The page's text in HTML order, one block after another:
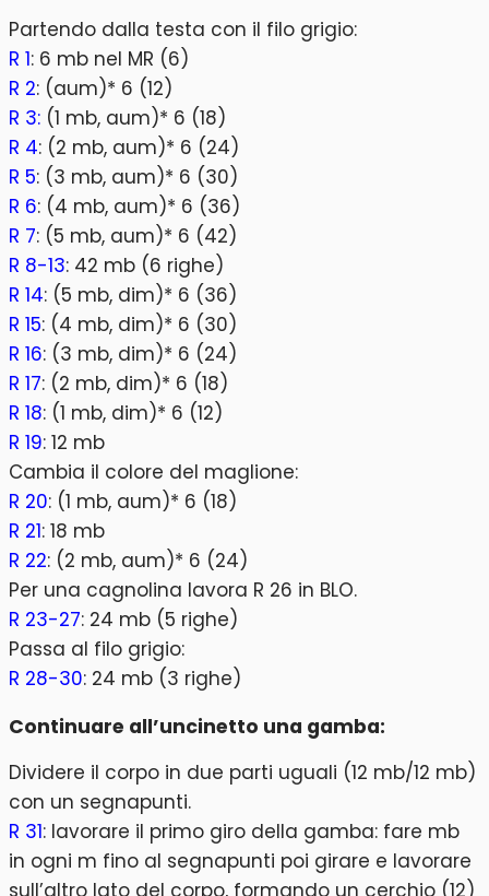
Partendo dalla testa con il filo grigio:
R 1: 6 mb nel MR (6)
R 2: (aum)* 6 (12)
R 3: (1 mb, aum)* 6 (18)
R 4: (2 mb, aum)* 6 (24)
R 5: (3 mb, aum)* 6 (30)
R 6: (4 mb, aum)* 6 (36)
R 7: (5 mb, aum)* 6 (42)
R 8-13: 42 mb (6 righe)
R 14: (5 mb, dim)* 6 (36)
R 15: (4 mb, dim)* 6 (30)
R 16: (3 mb, dim)* 6 (24)
R 17: (2 mb, dim)* 6 (18)
R 18: (1 mb, dim)* 6 (12)
R 19: 12 mb
Cambia il colore del maglione:
R 20: (1 mb, aum)* 6 (18)
R 21: 18 mb
R 22: (2 mb, aum)* 6 (24)
Per una cagnolina lavora R 26 in BLO.
R 23-27: 24 mb (5 righe)
Passa al filo grigio:
R 28-30: 24 mb (3 righe)
Continuare all’uncinetto una gamba:
Dividere il corpo in due parti uguali (12 mb/12 mb)
con un segnapunti.
R 31: lavorare il primo giro della gamba: fare mb
in ogni m fino al segnapunti poi girare e lavorare
sull’altro lato del corpo, formando un cerchio (12)